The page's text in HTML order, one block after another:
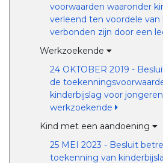
voorwaarden waaronder
verleend ten voordele van
verbonden zijn door een
Werkzoekende
24 OKTOBER 2019 -
de
kinderbijslag voor
werkzoekende
Kind met een aandoening
25 MEI 2023 - Besluit
toekenning van